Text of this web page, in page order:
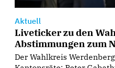
Aktuell
Liveticker zu den
Abstimmungen zum
Der Wahlkreis